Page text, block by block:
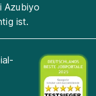
Azubiyo
ist.